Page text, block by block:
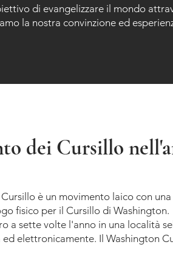
di evangelizzare il mondo
la nostra convinzione ed
dei Cursillo
è un movimento laico con
fisico per il Cursillo di
a sette volte l'anno in una località
elettronicamente. Il Washington